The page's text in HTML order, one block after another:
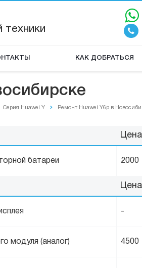
техники
КАК ДОБРАТЬСЯ
Серия Huawei Y Ремонт Huawei Y6p в
Цена
батареи 2000
Цена
-
модуля (аналог) 4500